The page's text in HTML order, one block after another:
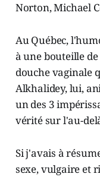
Norton, Michael
Au Québec,
à une bouteille
douche vaginale
Alkhalidey, lui,
un des 3
vérité sur l'au-
Si j'avais à
sexe, vulgaire et